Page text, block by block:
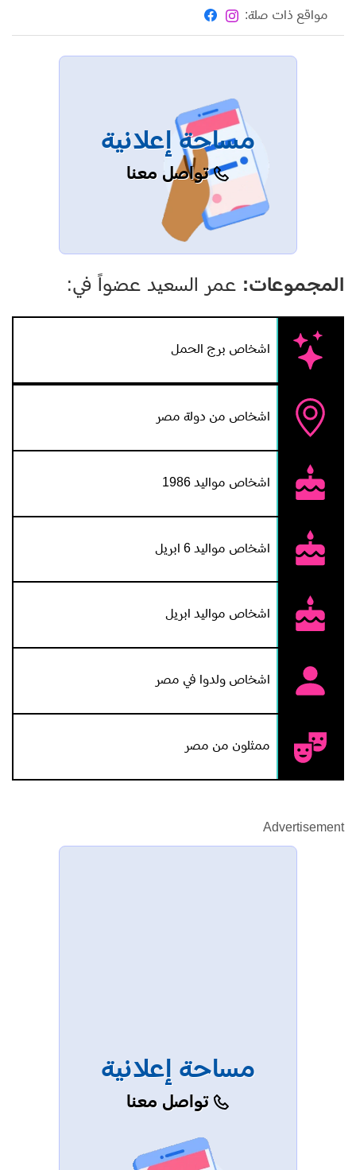
مواقع ذات صلة:
مساحة إعلانية
تواصل معنا
المجموعات: عمر السعيد عضواً في:
اشخاص برج الحمل
اشخاص من دولة مصر
اشخاص مواليد 1986
اشخاص مواليد 6 ابريل
اشخاص مواليد ابريل
اشخاص ولدوا في مصر
ممثلون من مصر
Advertisement
مساحة إعلانية
تواصل معنا